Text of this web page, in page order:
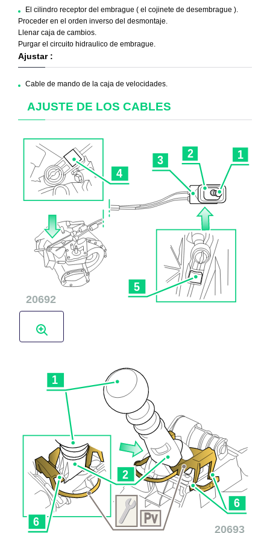
El cilindro receptor del embrague ( el cojinete de desembrague ).
Proceder en el orden inverso del desmontaje.
Llenar caja de cambios.
Purgar el circuito hidraulico de embrague.
Ajustar :
Cable de mando de la caja de velocidades.
AJUSTE DE LOS CABLES